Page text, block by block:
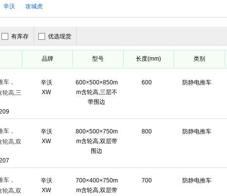
辛沃 攻城虎
有库存 优选现货
品牌 型号 长度(mm) 类别
辛沃
XW
600×500×850m
m含轮高,三层不
带围边
600 防静电推车
车，
轮高,三
辛沃
XW
800×500×750m
m含轮高,双层带
围边
800 防静电推车
车，
轮高,双
辛沃
XW
700×400×750m
m含轮高,双层带
700 防静电推车
车，
轮高,双